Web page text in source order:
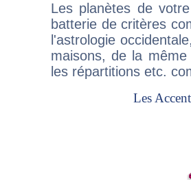
Les planètes de
batterie de critères
l'astrologie
maisons, de la
les répartitions etc.